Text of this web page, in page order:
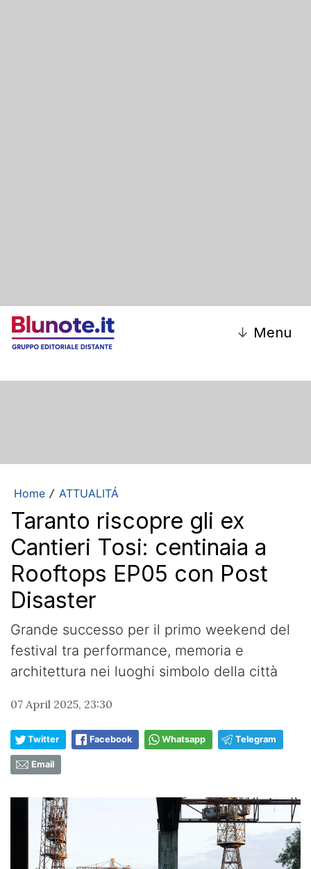
↓ Menu
Home / ATTUALITÁ
Taranto riscopre gli ex
Cantieri Tosi: centinaia a
Rooftops EP05 con Post
Disaster
Grande successo per il primo weekend del
festival tra performance, memoria e
architettura nei luoghi simbolo della città
07 April 2025, 23:30
Twitter Facebook Whatsapp Telegram
Email